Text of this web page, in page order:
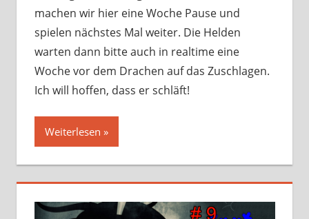
machen wir hier eine Woche Pause und
spielen nächstes Mal weiter. Die Helden
warten dann bitte auch in realtime eine
Woche vor dem Drachen auf das Zuschlagen.
Ich will hoffen, dass er schläft!
Weiterlesen